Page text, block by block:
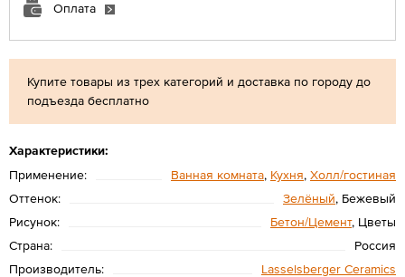
Купите товары из трех категорий и доставка по городу до
подъезда бесплатно
Характеристики:
Применение:
Ванная комната, Кухня, Холл/гостиная
Оттенок:
Зелёный, Бежевый
Рисунок:
Бетон/Цемент, Цветы
Страна:
Россия
Производитель:
Lasselsberger Ceramics
Оплата